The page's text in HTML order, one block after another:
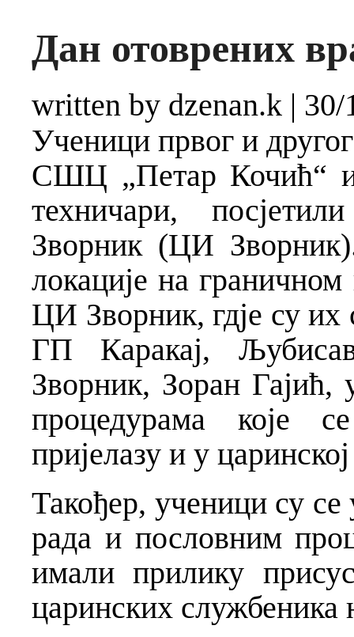
Дан отоврених
written by dzenan.k | 30/
Ученици првог и
СШЦ „Петар Кочић“
техничари,
Зворник (ЦИ
локације на
ЦИ Зворник, гдје су их
ГП Каракај,
Зворник, Зоран Гајић,
процедурама које
пријелазу и у
Такођер, ученици су
рада и пословним
имали прилику
царинских службеника